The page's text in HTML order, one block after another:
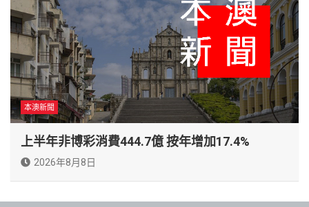
本澳新聞
上半年非博彩消費444.7億 按年增加17.4%
2026年8月8日